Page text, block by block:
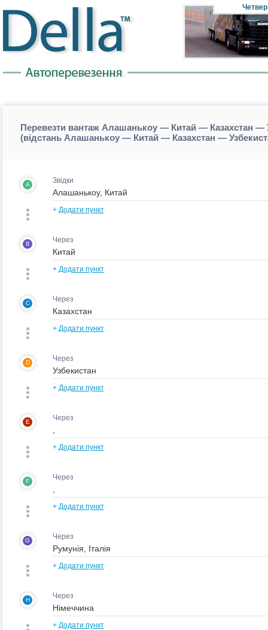
Четвер
Перевезти вантаж Алашанькоу — Китай — Казахстан
(відстань Алашанькоу — Китай — Казахстан —
A Звідки
+ Додати пункт
B Через
+ Додати пункт
C Через
+ Додати пункт
D Через
+ Додати пункт
E Через
+ Додати пункт
F Через
+ Додати пункт
G Через
+ Додати пункт
H Через
+ Додати пункт